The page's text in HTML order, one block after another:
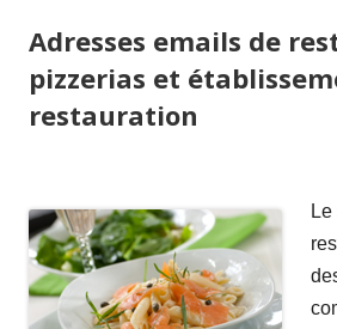
Adresses emails de
pizzerias et
restauration